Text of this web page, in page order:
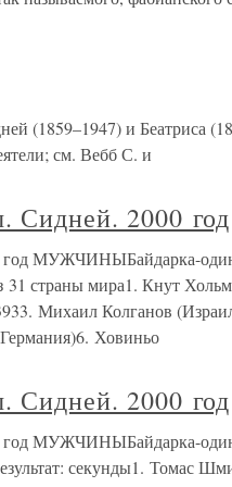
(1859–1947) и Беатриса
см. Вебб С. и
2000 год
МУЖЧИНЫБайдарка-
страны мира1. Кнут
Михаил Колганов
Ховиньо
2000 год
МУЖЧИНЫБайдарка-
секунды1. Томас